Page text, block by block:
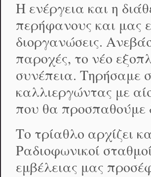
Η ενέργεια και η
περήφανους και μας
διοργανώσεις.
παροχές, το νέο
συνέπεια. Τηρήσαμε
καλλιεργώντας με
που θα προσπαθούμε
Το τρίαθλο αρχίζει
Ραδιοφωνικοί
εμβέλειας μας